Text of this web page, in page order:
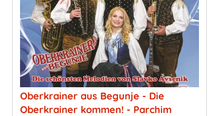
Oberkrainer aus Begunje - Die
Oberkrainer kommen! - Parchim